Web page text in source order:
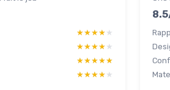
★★★★★
★★★★★
★★★★★
★★★★★
★★★★★
★★★★★
★★★★★
★★★★★